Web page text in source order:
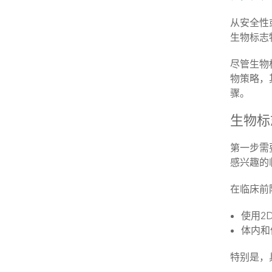
从安全
生物标
尽管生
物策略
骤。
生物
第一步
感兴趣
在临床
使用
体内
特别是